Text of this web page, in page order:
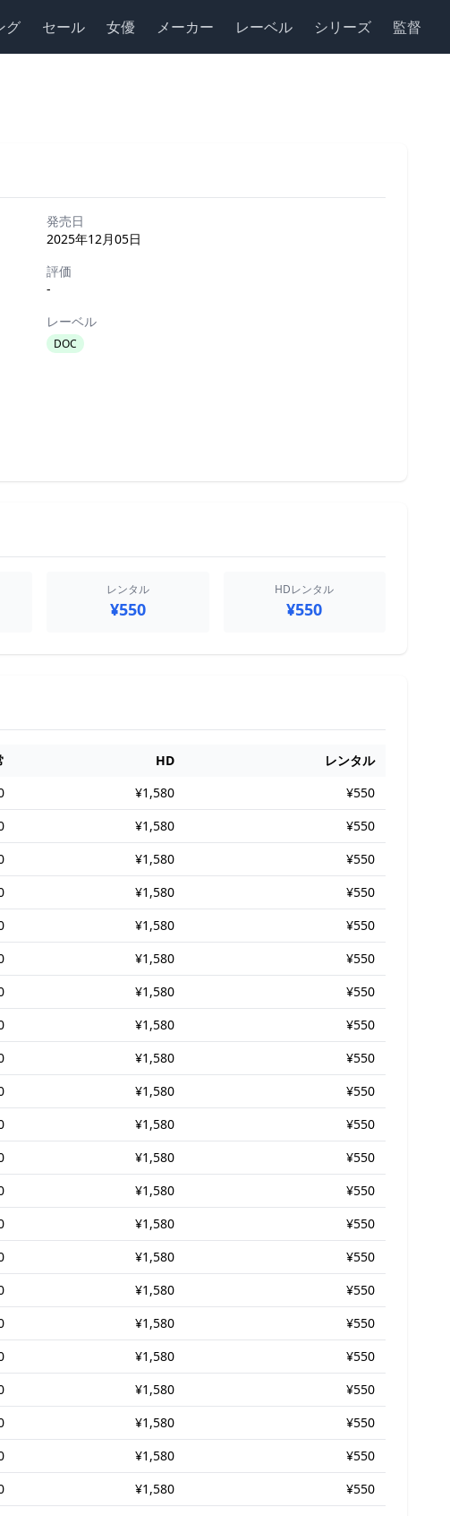
グ セール 女優 メーカー レーベル シリーズ 監督
発売日
2025年12月05日
評価
-
レーベル
DOC
レンタル
¥550
HDレンタル
¥550
HD
レンタル
¥1,580
¥550
¥1,580
¥550
¥1,580
¥550
¥1,580
¥550
¥1,580
¥550
¥1,580
¥550
¥1,580
¥550
¥1,580
¥550
¥1,580
¥550
¥1,580
¥550
¥1,580
¥550
¥1,580
¥550
¥1,580
¥550
¥1,580
¥550
¥1,580
¥550
¥1,580
¥550
¥1,580
¥550
¥1,580
¥550
¥1,580
¥550
¥1,580
¥550
¥1,580
¥550
¥1,580
¥550